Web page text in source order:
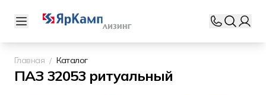
Главная Каталог
ПАЗ 32053 ритуальный